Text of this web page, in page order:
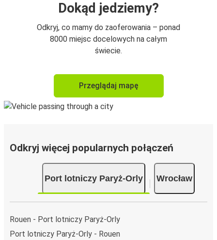
Dokąd jedziemy?
Odkryj, co mamy do zaoferowania – ponad
8000 miejsc docelowych na całym
świecie.
Przeglądaj mapę
Odkryj więcej popularnych połączeń
Port lotniczy Paryż-Orly Wrocław
Rouen - Port lotniczy Paryż-Orly
Port lotniczy Paryż-Orly - Rouen